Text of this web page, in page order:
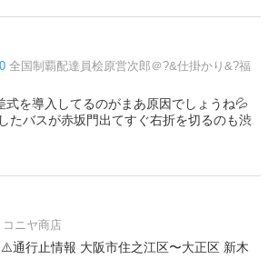
全国制覇配達員桧原営次郎＠?&仕掛かり&?福
式を導入してるのがまあ原因でしょうね💦
たバスが赤坂門出てすぐ右折を切るのも渋
コニヤ商店
通行止情報 大阪市住之江区〜大正区 新木